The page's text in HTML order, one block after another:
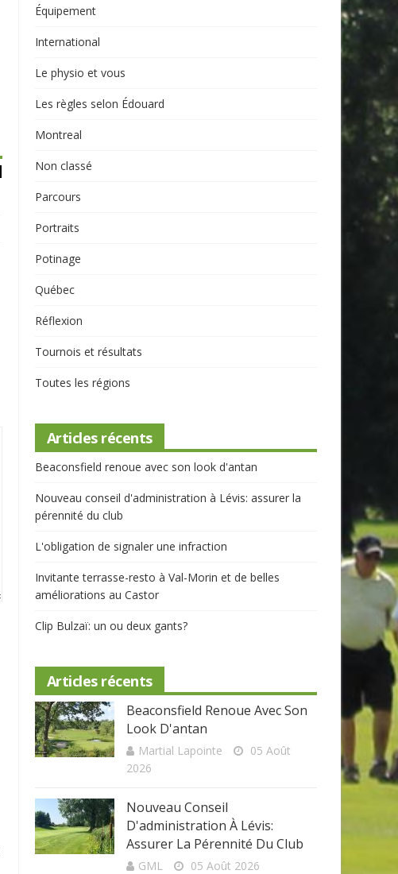
Équipement
International
Le physio et vous
Les règles selon Édouard
Montreal
Non classé
Parcours
Portraits
Potinage
Québec
Réflexion
Tournois et résultats
Toutes les régions
Articles récents
Beaconsfield renoue avec son look d'antan
Nouveau conseil d'administration à Lévis: assurer la
pérennité du club
L'obligation de signaler une infraction
Invitante terrasse-resto à Val-Morin et de belles
améliorations au Castor
Clip Bulzaï: un ou deux gants?
Articles récents
Beaconsfield Renoue Avec Son
Look D'antan
Martial Lapointe
05 Août
2026
Nouveau Conseil
D'administration À Lévis:
Assurer La Pérennité Du Club
GML 05 Août 2026